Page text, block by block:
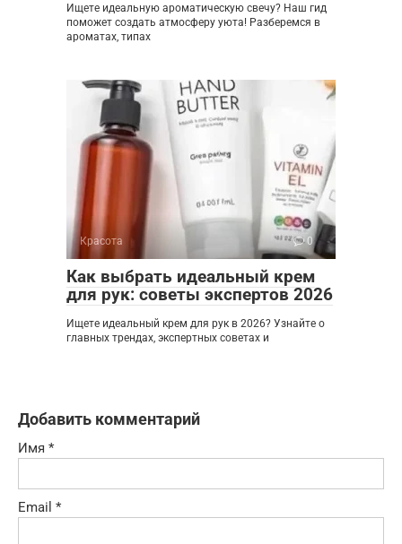
Ищете идеальную ароматическую свечу? Наш гид
поможет создать атмосферу уюта! Разберемся в
ароматах, типах
Красота 0
Как выбрать идеальный крем
для рук: советы экспертов 2026
Ищете идеальный крем для рук в 2026? Узнайте о
главных трендах, экспертных советах и
Добавить комментарий
Имя *
Email *